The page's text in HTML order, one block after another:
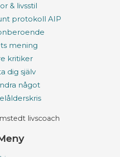
& livsstil
protokoll AIP
mening
kritiker
dig själv
något